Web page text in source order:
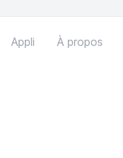
Appli À propos